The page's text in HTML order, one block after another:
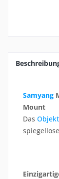
Samyang
Mount
Das